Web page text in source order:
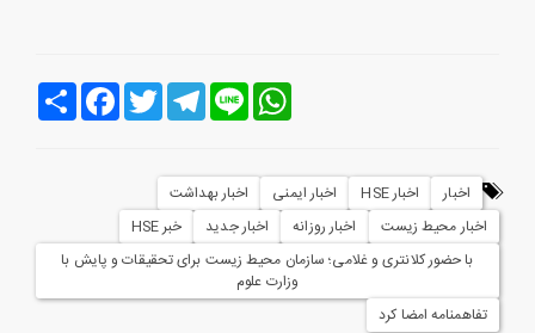
اشتراک
FacebookTwitter
Telegram Line
WhatsApp
اخبار اخبار HSE اخبار ایمنی
اخبار بهداشت
اخبار محیط زیست
اخبار روزانه اخبار جدید
خبر HSE
با حضور کلانتری و غلامی؛ سازمان محیط زیست برای تحقیقات و پایش با
وزارت علوم
تفاهمنامه امضا کرد